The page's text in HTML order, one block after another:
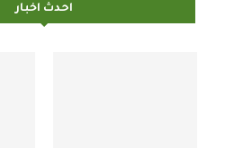
احدث اخبار